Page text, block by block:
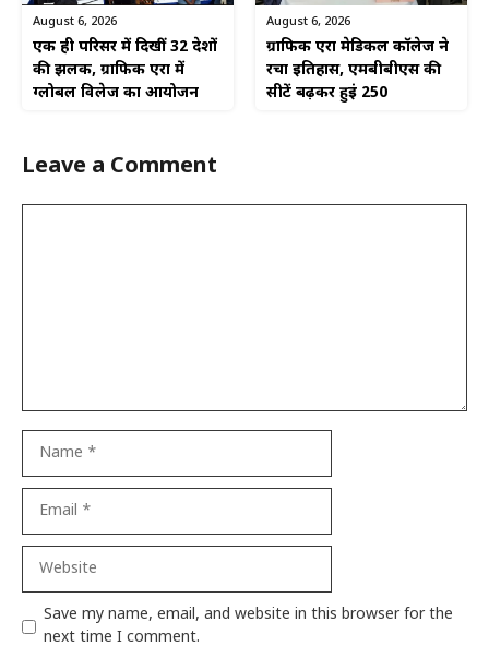
August 6, 2026
एक ही परिसर में दिखीं 32 देशों
की झलक, ग्राफिक एरा में
ग्लोबल विलेज का आयोजन
August 6, 2026
ग्राफिक एरा मेडिकल कॉलेज ने
रचा इतिहास, एमबीबीएस की
सीटें बढ़कर हुईं 250
Leave a Comment
Website
Save my name, email, and website in this browser for the
next time I comment.